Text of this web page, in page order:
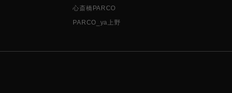
心斎橋PARCO
PARCO_ya上野